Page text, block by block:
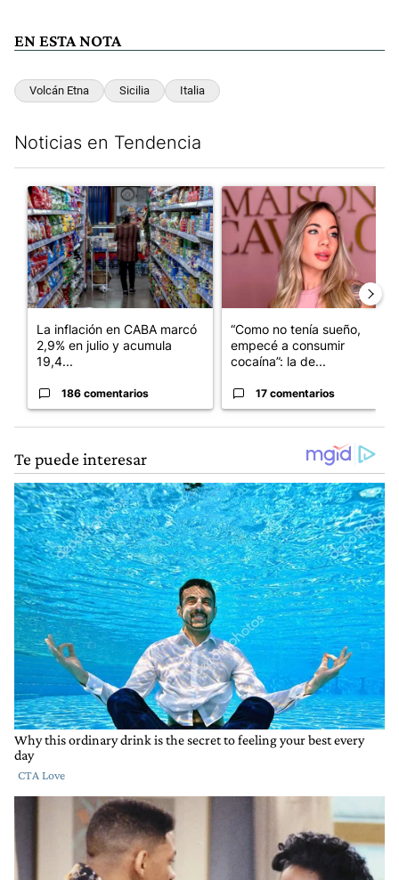
EN ESTA NOTA
Volcán Etna Sicilia Italia
Noticias en Tendencia
Un artículo de tendencia con el título "La inflación en CABA
La inflación en CABA marcó
2,9% en julio y acumula
19,4...
186 comentarios
Un artículo de tendencia con
“Como no tenía sueño,
empecé a consumir
cocaína”: la de...
17 comentarios